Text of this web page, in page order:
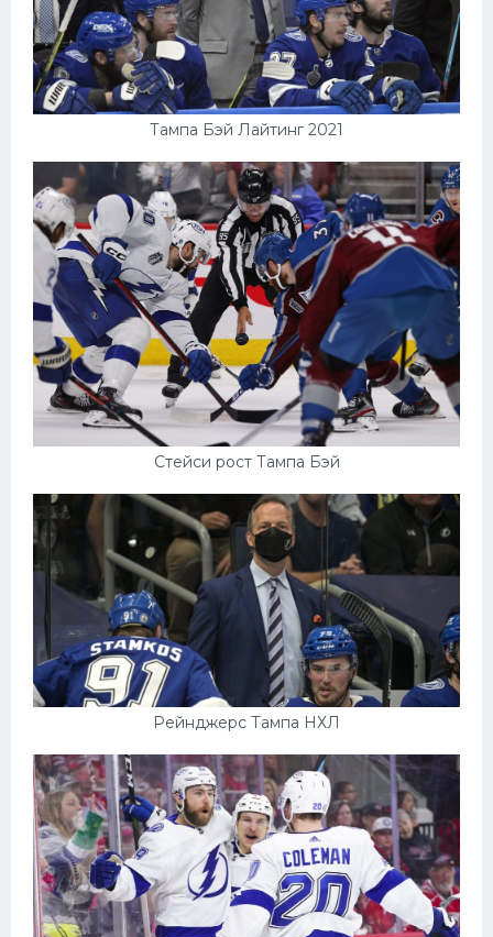
Тампа Бэй Лайтинг 2021
Стейси рост Тампа Бэй
Рейнджерс Тампа НХЛ